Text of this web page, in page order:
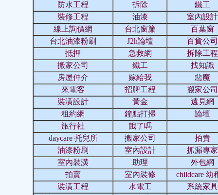
防水工程
拆除
鐵工
裝修工程
油漆
室內設計
線上詢價網
台北窗簾
百葉窗
台北油漆粉刷
J2h論壇
百貨公司
抵押
急救網
拆除工程
搬家公司
鐵工
找知識
房屋仲介
嫁給我
惡魔
來電客
招牌工程
搬家公司
裝潢設計
黃金
遠見網
租約網
鐘點打掃
論壇
旅行社
餓了嗎
daycare 托兒所
搬家公司
拍賣
油漆粉刷
室內設計
抓漏專家
室內裝潢
助理
外包網
拍賣
室內裝修
childcare 幼
裝潢工程
水電工
系統家具